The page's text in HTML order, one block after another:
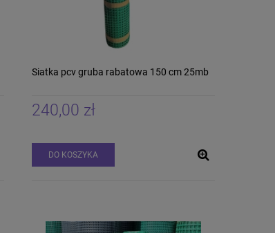
Siatka pcv gruba rabatowa 150 cm 25mb
240,00 zł
DO KOSZYKA